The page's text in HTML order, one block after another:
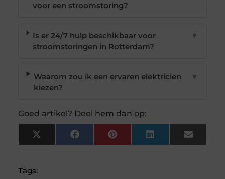
voor een stroomstoring?
Is er 24/7 hulp beschikbaar voor
stroomstoringen in Rotterdam?
▼
Waarom zou ik een ervaren elektricien
kiezen?
▼
Goed artikel? Deel hem dan op:
X
(Twitter)
FacebookPinterest LinkedIn Email
Tags: